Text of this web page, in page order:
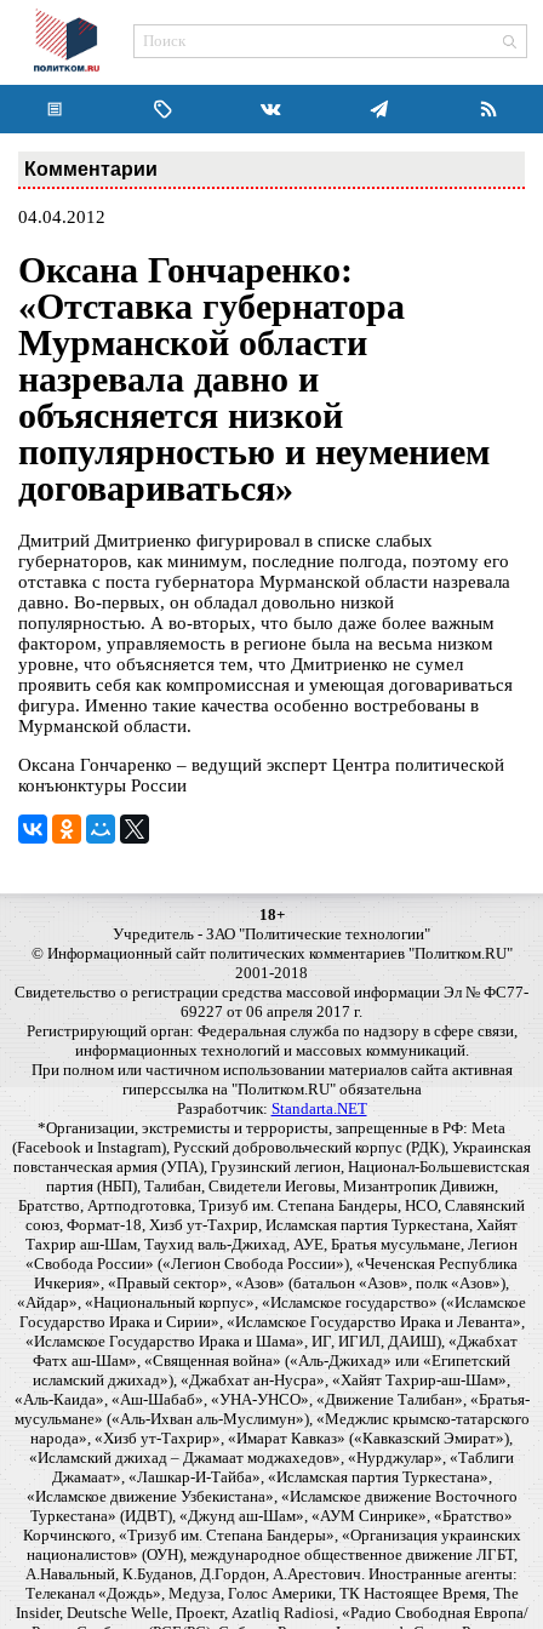
Комментарии
04.04.2012
Оксана Гончаренко:
«Отставка губернатора
Мурманской области
назревала давно и
объясняется низкой
популярностью и неумением
договариваться»
Дмитрий Дмитриенко фигурировал в списке слабых
губернаторов, как минимум, последние полгода, поэтому его
отставка с поста губернатора Мурманской области назревала
давно. Во-первых, он обладал довольно низкой
популярностью. А во-вторых, что было даже более важным
фактором, управляемость в регионе была на весьма низком
уровне, что объясняется тем, что Дмитриенко не сумел
проявить себя как компромиссная и умеющая договариваться
фигура. Именно такие качества особенно востребованы в
Мурманской области.
Оксана Гончаренко – ведущий эксперт Центра политической
конъюнктуры России
18+
Учредитель - ЗАО "Политические технологии"
© Информационный сайт политических комментариев "Политком.RU"
2001-2018
Свидетельство о регистрации средства массовой информации Эл № ФС77-
69227 от 06 апреля 2017 г.
Регистрирующий орган: Федеральная служба по надзору в сфере связи,
информационных технологий и массовых коммуникаций.
При полном или частичном использовании материалов сайта активная
гиперссылка на "Политком.RU" обязательна
Разработчик: Standarta.NET
*Организации, экстремисты и террористы, запрещенные в РФ: Meta
(Facebook и Instagram), Русский добровольческий корпус (РДК), Украинская
повстанческая армия (УПА), Грузинский легион, Национал-Большевистская
партия (НБП), Талибан, Свидетели Иеговы, Мизантропик Дивижн,
Братство, Артподготовка, Тризуб им. Степана Бандеры, НСО, Славянский
союз, Формат-18, Хизб ут-Тахрир, Исламская партия Туркестана, Хайят
Тахрир аш-Шам, Таухид валь-Джихад, АУЕ, Братья мусульмане, Легион
«Свобода России» («Легион Свобода России»), «Чеченская Республика
Ичкерия», «Правый сектор», «Азов» (батальон «Азов», полк «Азов»),
«Айдар», «Национальный корпус», «Исламское государство» («Исламское
Государство Ирака и Сирии», «Исламское Государство Ирака и Леванта»,
«Исламское Государство Ирака и Шама», ИГ, ИГИЛ, ДАИШ), «Джабхат
Фатх аш-Шам», «Священная война» («Аль-Джихад» или «Египетский
исламский джихад»), «Джабхат ан-Нусра», «Хайят Тахрир-аш-Шам»,
«Аль-Каида», «Аш-Шабаб», «УНА-УНСО», «Движение Талибан», «Братья-
мусульмане» («Аль-Ихван аль-Муслимун»), «Меджлис крымско-татарского
народа», «Хизб ут-Тахрир», «Имарат Кавказ» («Кавказский Эмират»),
«Исламский джихад – Джамаат моджахедов», «Нурджулар», «Таблиги
Джамаат», «Лашкар-И-Тайба», «Исламская партия Туркестана»,
«Исламское движение Узбекистана», «Исламское движение Восточного
Туркестана» (ИДВТ), «Джунд аш-Шам», «АУМ Синрике», «Братство»
Корчинского, «Тризуб им. Степана Бандеры», «Организация украинских
националистов» (ОУН), международное общественное движение ЛГБТ,
А.Навальный, К.Буданов, Д.Гордон, А.Арестович. Иностранные агенты:
Телеканал «Дождь», Медуза, Голос Америки, ТК Настоящее Время, The
Insider, Deutsche Welle, Проект, Azatliq Radiosi, «Радио Свободная Европа/